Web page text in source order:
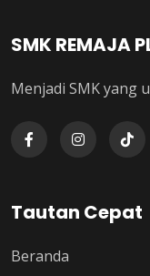
SMK REMAJA
Menjadi SMK yang
Tautan Cepat
Beranda